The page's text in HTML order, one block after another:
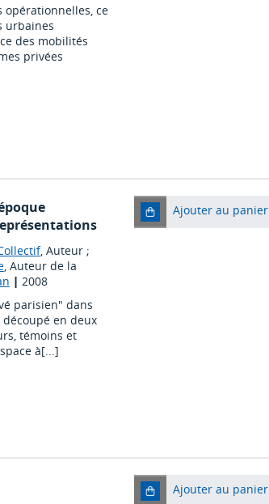
opérationnelles, ce
urbaines
des mobilités
privées
, Auteur ;
, Auteur de la
| 2008
parisien" dans
en deux
témoins et
à[...]
Ajouter au panier
Ajouter au panier